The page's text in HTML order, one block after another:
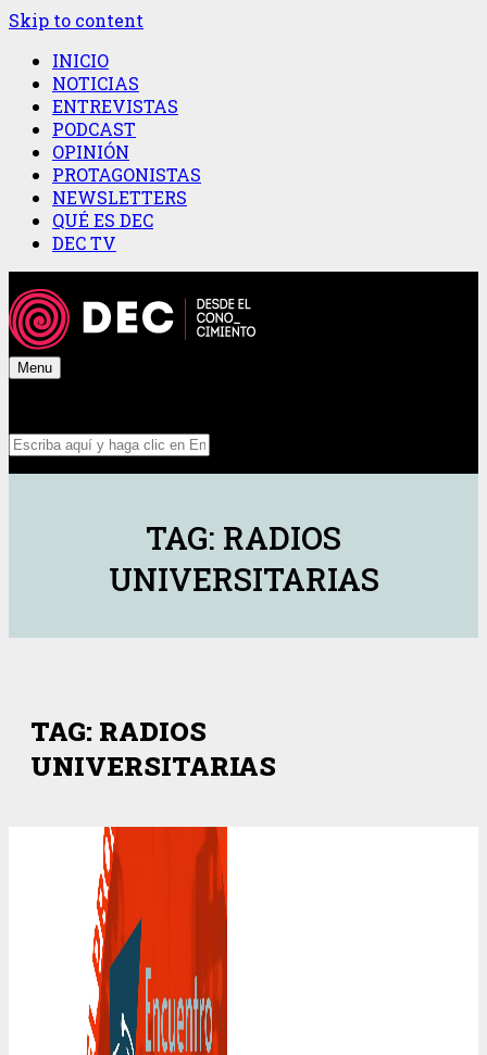
Skip to content
INICIO
NOTICIAS
ENTREVISTAS
PODCAST
OPINIÓN
PROTAGONISTAS
NEWSLETTERS
QUÉ ES DEC
DEC TV
Menu
TAG: RADIOS
UNIVERSITARIAS
TAG: RADIOS
UNIVERSITARIAS